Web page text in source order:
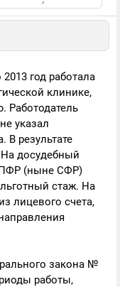
год работала
клинике,
указал
В результате
досудебный
ПФР (ныне СФР)
стаж. На
лицевого счета,
закона №
работы,